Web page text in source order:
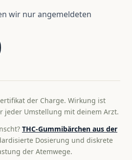
wir nur angemeldeten
der Charge. Wirkung ist
Umstellung mit deinem Arzt.
THC-Gummibärchen aus der
Dosierung und diskrete
der Atemwege.